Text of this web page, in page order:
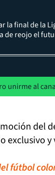
la final de la
de reojo el
unirme al
del
exclusivo
fútbol